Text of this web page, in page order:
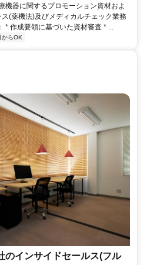
機器に関するプロモーション資材およ
(薬機法)及びメディカルチェック業務
* 作成要領に基づいた資材審査 * ...
からOK
のインサイドセールス(フル